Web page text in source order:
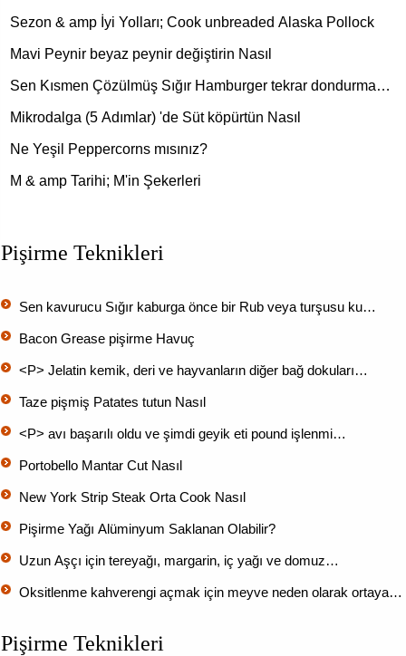
Sezon & amp İyi Yolları; Cook unbreaded Alaska Pollock
Mavi Peynir beyaz peynir değiştirin Nasıl
Sen Kısmen Çözülmüş Sığır Hamburger tekrar dondurma…
Mikrodalga (5 Adımlar) 'de Süt köpürtün Nasıl
Ne Yeşil Peppercorns mısınız?
M & amp Tarihi; M'in Şekerleri
Pişirme Teknikleri
Sen kavurucu Sığır kaburga önce bir Rub veya turşusu ku…
Bacon Grease pişirme Havuç
<P> Jelatin kemik, deri ve hayvanların diğer bağ dokuları…
Taze pişmiş Patates tutun Nasıl
<P> avı başarılı oldu ve şimdi geyik eti pound işlenmi…
Portobello Mantar Cut Nasıl
New York Strip Steak Orta Cook Nasıl
Pişirme Yağı Alüminyum Saklanan Olabilir?
Uzun Aşçı için tereyağı, margarin, iç yağı ve domuz…
Oksitlenme kahverengi açmak için meyve neden olarak ortaya…
Pişirme Teknikleri